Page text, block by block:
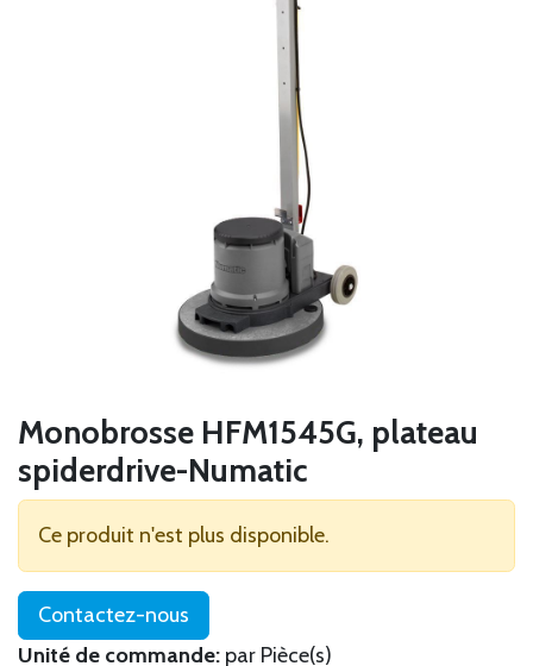
Monobrosse HFM1545G, plateau
spiderdrive-Numatic
Ce produit n'est plus disponible.
Contactez-nous
Unité de commande: par Pièce(s)